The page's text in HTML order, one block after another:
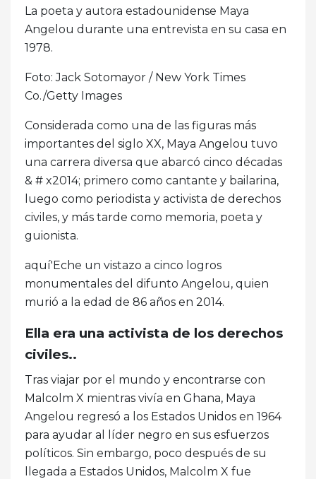
La poeta y autora estadounidense Maya
Angelou durante una entrevista en su casa en
1978.
Foto: Jack Sotomayor / New York Times
Co./Getty Images
Considerada como una de las figuras más
importantes del siglo XX, Maya Angelou tuvo
una carrera diversa que abarcó cinco décadas
& # x2014; primero como cantante y bailarina,
luego como periodista y activista de derechos
civiles, y más tarde como memoria, poeta y
guionista.
aquí'Eche un vistazo a cinco logros
monumentales del difunto Angelou, quien
murió a la edad de 86 años en 2014.
Ella era una activista de los derechos
civiles..
Tras viajar por el mundo y encontrarse con
Malcolm X mientras vivía en Ghana, Maya
Angelou regresó a los Estados Unidos en 1964
para ayudar al líder negro en sus esfuerzos
políticos. Sin embargo, poco después de su
llegada a Estados Unidos, Malcolm X fue